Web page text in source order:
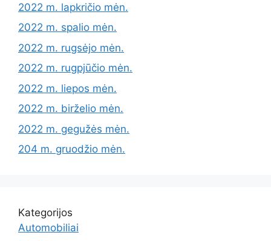
2022 m. lapkričio mėn.
2022 m. spalio mėn.
2022 m. rugsėjo mėn.
2022 m. rugpjūčio mėn.
2022 m. liepos mėn.
2022 m. birželio mėn.
2022 m. gegužės mėn.
204 m. gruodžio mėn.
Kategorijos
Automobiliai